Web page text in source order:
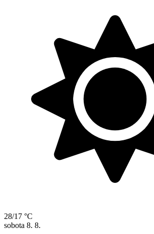
28/17 °C
sobota 8. 8.